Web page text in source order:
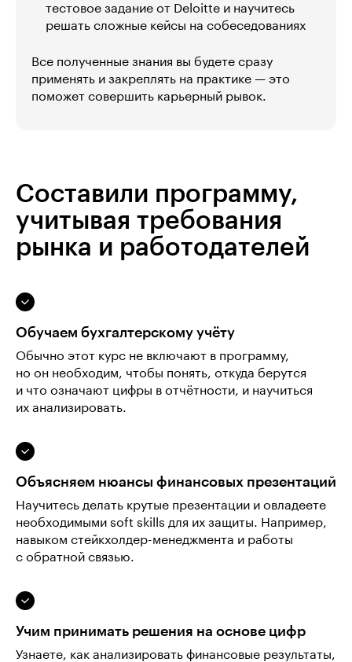
тестовое задание от Deloitte и научитесь
решать сложные кейсы на собеседованиях
Все полученные знания вы будете сразу
применять и закреплять на практике — это
поможет совершить карьерный рывок.
Составили программу,
учитывая требования
рынка и работодателей
Обучаем бухгалтерскому учёту
Обычно этот курс не включают в программу,
но он необходим, чтобы понять, откуда берутся
и что означают цифры в отчётности, и научиться
их анализировать.
Объясняем нюансы финансовых презентаций
Научитесь делать крутые презентации и овладеете
необходимыми soft skills для их защиты. Например,
навыком стейкхолдер-менеджмента и работы
с обратной связью.
Учим принимать решения на основе цифр
Узнаете, как анализировать финансовые результаты,